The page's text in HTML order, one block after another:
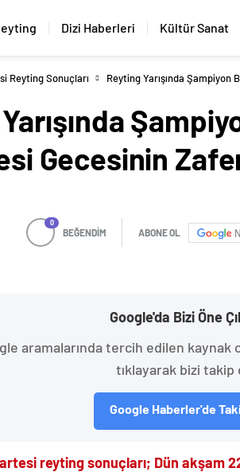
Dizi Haberleri Kültür Sanat
Reyting Sonuçları
Reyting Yarışında
Gecesinin
0
BEĞENDİM ABONE OL
Google'da Bizi Öne
aramalarında tercih edilen kaynak
tıklayarak bizi takip
Google Haberler'de
reyting sonuçları; Dün akşam